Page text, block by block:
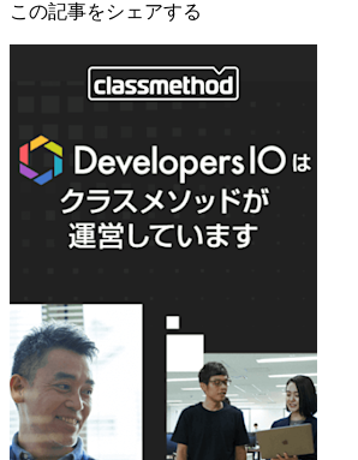
この記事をシェアする